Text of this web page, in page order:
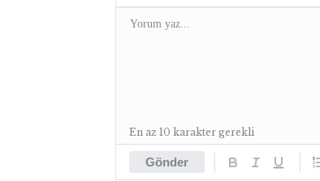
Gönder
En az 10 karakter gerekli